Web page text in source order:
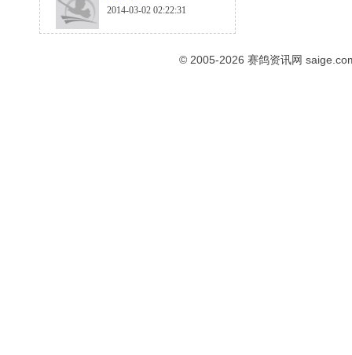
2014-03-02 02:22:31
© 2005-2026 赛鸽资讯网